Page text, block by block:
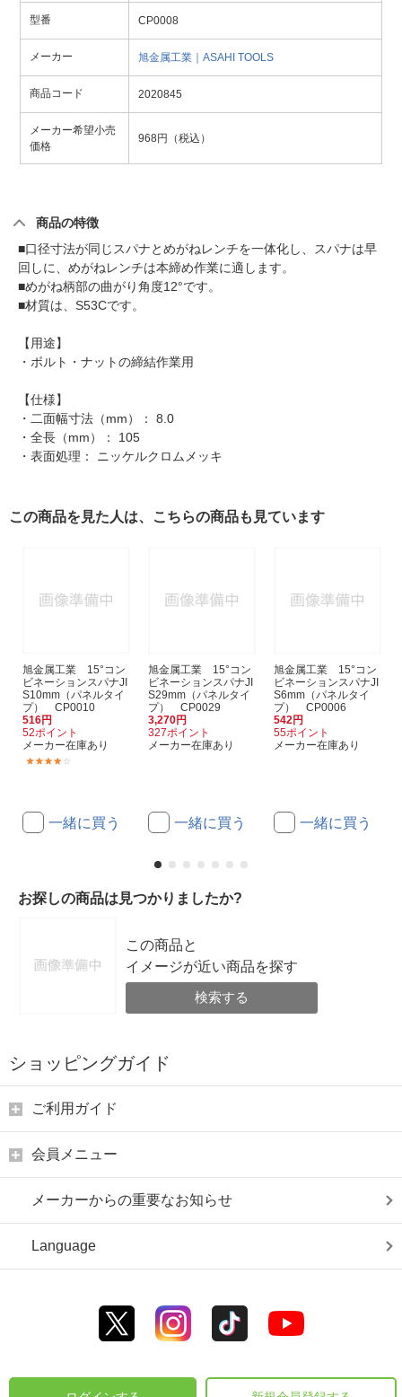
型番 CP0008
メーカー 旭金属工業｜ASAHI TOOLS
商品コード 2020845
メーカー希望小売
価格
968円（税込）
商品の特徴
■口径寸法が同じスパナとめがねレンチを一体化し、スパナは早
回しに、めがねレンチは本締め作業に適します。
■めがね柄部の曲がり角度12°です。
■材質は、S53Cです。
【用途】
・ボルト・ナットの締結作業用
【仕様】
・二面幅寸法（mm）： 8.0
・全長（mm）： 105
・表面処理： ニッケルクロムメッキ
この商品を見た人は、こちらの商品も見ています
旭金属工業 15°コン
ビネーションスパナJI
S10mm（パネルタイ
プ） CP0010
516円
52ポイント
メーカー在庫あり
一緒に買う
旭金属工業 15°コン
ビネーションスパナJI
S29mm（パネルタイ
プ） CP0029
3,270円
327ポイント
メーカー在庫あり
一緒に買う
旭金属工業 15°コン
ビネーションスパナJI
S6mm（パネルタイ
プ） CP0006
542円
55ポイント
メーカー在庫あり
一緒に買う
お探しの商品は見つかりましたか?
この商品と
イメージが近い商品を探す
検索する
ショッピングガイド
ご利用ガイド
会員メニュー
メーカーからの重要なお知らせ
Language